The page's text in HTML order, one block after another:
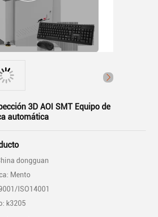
3D AOI SMT Equipo de
automática
dongguan
Mento
ISO14001
k3205